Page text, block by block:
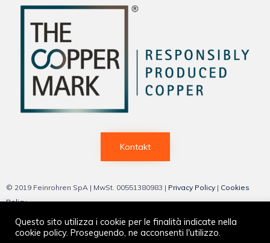
Kontakt
© 2019 Feinrohren SpA | MwSt. 00551380983 | Privacy Policy | Cookies
Policy
Web by
Questo sito utilizza i cookie per le finalità indicate nella
cookie policy. Proseguendo, ne acconsenti l'utilizzo.